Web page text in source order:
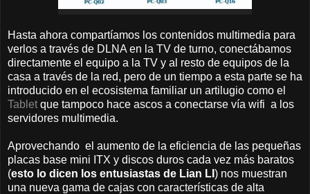
Hasta ahora compartíamos los contenidos multimedia para
verlos a través de DLNA en la TV de turno, conectábamos
directamente el equipo a la TV y al resto de equipos de la
casa a través de la red, pero de un tiempo a esta parte se ha
introducido en el ecosistema familiar un artilugio como el
Tablet que tampoco hace ascos a conectarse vía wifi a los
servidores multimedia.
Aprovechando el aumento de la eficiencia de las pequeñas
placas base mini ITX y discos duros cada vez más baratos
(esto lo dicen los entusiastas de Lian LI ) nos muestran
una nueva gama de cajas con características de alta